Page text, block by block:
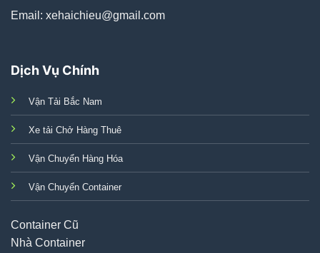
Email: xehaichieu@gmail.com
Dịch Vụ Chính
Vận Tải Bắc Nam
Xe tải Chở Hàng Thuê
Vận Chuyển Hàng Hóa
Vận Chuyển Container
Container Cũ
Nhà Container